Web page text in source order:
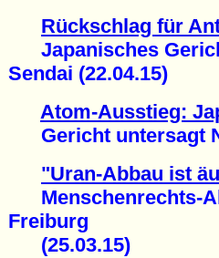
Rückschlag für
Japanisches
Sendai (22.04.15)
Atom-Ausstieg:
Gericht untersagt
"Uran-Abbau ist
Menschenrechts-
Freiburg
(25.03.15)